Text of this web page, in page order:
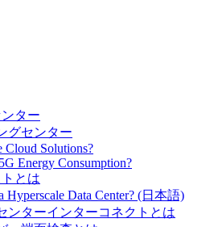
ター
グセンター
Cloud Solutions?
Energy Consumption?
とは
Hyperscale Data Center? (日本語)
ンターインターコネクトとは